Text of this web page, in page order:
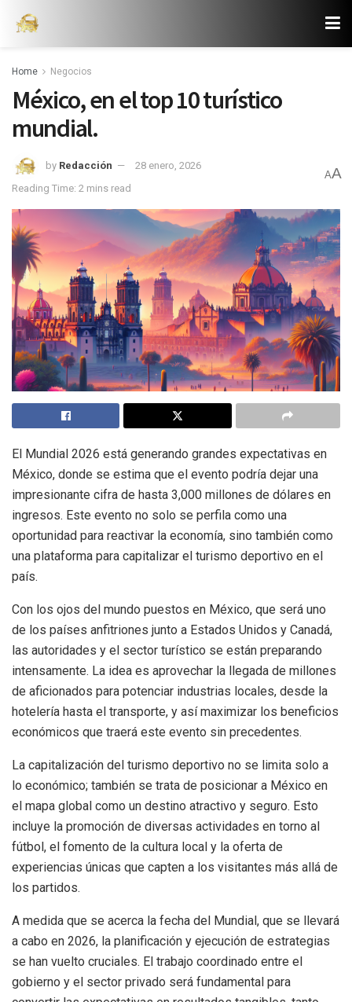
Home Negocios
México, en el top 10 turístico
mundial.
by Redacción
28 enero, 2026
Reading Time: 2 mins read
AA
El Mundial 2026 está generando grandes expectativas en
México, donde se estima que el evento podría dejar una
impresionante cifra de hasta 3,000 millones de dólares en
ingresos. Este evento no solo se perfila como una
oportunidad para reactivar la economía, sino también como
una plataforma para capitalizar el turismo deportivo en el
país.
Con los ojos del mundo puestos en México, que será uno
de los países anfitriones junto a Estados Unidos y Canadá,
las autoridades y el sector turístico se están preparando
intensamente. La idea es aprovechar la llegada de millones
de aficionados para potenciar industrias locales, desde la
hotelería hasta el transporte, y así maximizar los beneficios
económicos que traerá este evento sin precedentes.
La capitalización del turismo deportivo no se limita solo a
lo económico; también se trata de posicionar a México en
el mapa global como un destino atractivo y seguro. Esto
incluye la promoción de diversas actividades en torno al
fútbol, el fomento de la cultura local y la oferta de
experiencias únicas que capten a los visitantes más allá de
los partidos.
A medida que se acerca la fecha del Mundial, que se llevará
a cabo en 2026, la planificación y ejecución de estrategias
se han vuelto cruciales. El trabajo coordinado entre el
gobierno y el sector privado será fundamental para